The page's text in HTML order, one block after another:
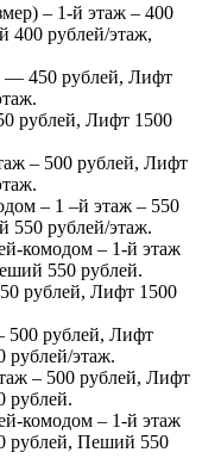
– 1-й этаж – 400
400 рублей/этаж,
— 450 рублей, Лифт
рублей, Лифт 1500
– 500 рублей, Лифт
– 1 –й этаж – 550
550 рублей/этаж.
комодом – 1-й этаж
550 рублей.
рублей, Лифт 1500
500 рублей, Лифт
рублей/этаж.
– 500 рублей, Лифт
рублей.
комодом – 1-й этаж
рублей, Пеший 550